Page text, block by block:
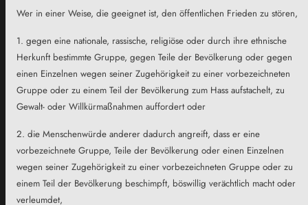
Wer in einer Weise, die geeignet ist, den öffentlichen Frieden zu stören,
1. gegen eine nationale, rassische, religiöse oder durch ihre ethnische
Herkunft bestimmte Gruppe, gegen Teile der Bevölkerung oder gegen
einen Einzelnen wegen seiner Zugehörigkeit zu einer vorbezeichneten
Gruppe oder zu einem Teil der Bevölkerung zum Hass aufstachelt, zu
Gewalt- oder Willkürmaßnahmen auffordert oder
2. die Menschenwürde anderer dadurch angreift, dass er eine
vorbezeichnete Gruppe, Teile der Bevölkerung oder einen Einzelnen
wegen seiner Zugehörigkeit zu einer vorbezeichneten Gruppe oder zu
einem Teil der Bevölkerung beschimpft, böswillig verächtlich macht oder
verleumdet,